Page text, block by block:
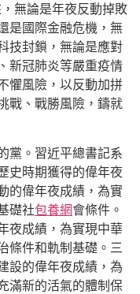
無論是年夜反動掉敗
是國際金融危機，無
技封鎖，無論是應對
新冠肺炎等嚴重疫情
懼風險，以反動加拼
戰、戰勝風險，鑄就
黨。習近平總書記系
史時期獲得的偉年夜
的偉年夜成績，為實
礎社包養網會條件。
夜成績，為實現中華
條件和軌制基礎。三
設的偉年夜成績，為
滿新的活氣的體制保